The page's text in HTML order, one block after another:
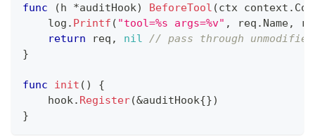
func (h *auditHook) BeforeTool (ctx context .
    log
. Printf ( "tool=%s args=%v" , req . Name,
return req , nil
// pass through unmodified
}
func init ( )
{
    hook
. Register(&auditHook{})
}